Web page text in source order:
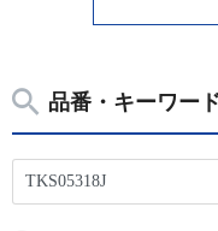
品番・キーワー